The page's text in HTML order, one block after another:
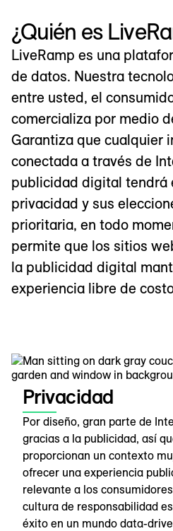
¿Quién es
LiveRamp es una
de datos. Nuestra
entre usted, el
comercializa por medio
Garantiza que cualquier
conectada a través de
publicidad digital tendrá
privacidad y sus
prioritaria, en todo
permite que los sitios
la publicidad digital
experiencia libre de
Privacidad
Por diseño, gran parte de
gracias a la publicidad, así
proporcionan un contexto
ofrecer una experiencia
relevante a los
cultura de responsabilidad
éxito en un mundo data-